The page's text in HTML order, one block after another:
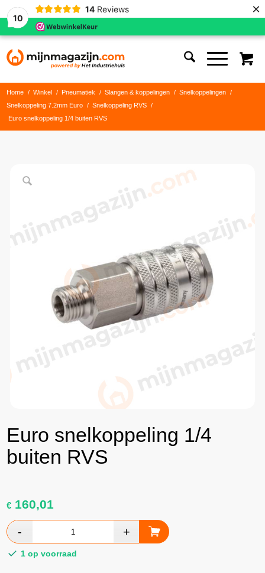
10
14 Reviews ×
Home / Winkel / Pneumatiek / Slangen & koppelingen / Snelkoppelingen
/
Snelkoppeling 7.2mm Euro
/ Snelkoppeling RVS
/
Euro snelkoppeling 1/4 buiten RVS
Euro snelkoppeling 1/4
buiten RVS
€ 160,01
1 op voorraad